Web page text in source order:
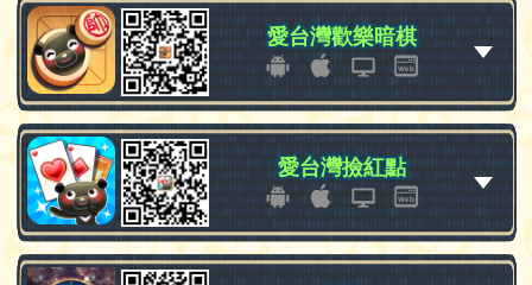
愛台灣歡樂暗棋
愛台灣歡樂暗棋
愛台灣撿紅點
愛台灣撿紅點